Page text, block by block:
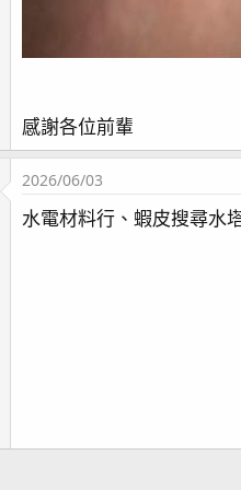
感謝各位前輩
2026/06/03
水電材料行、蝦皮搜尋水